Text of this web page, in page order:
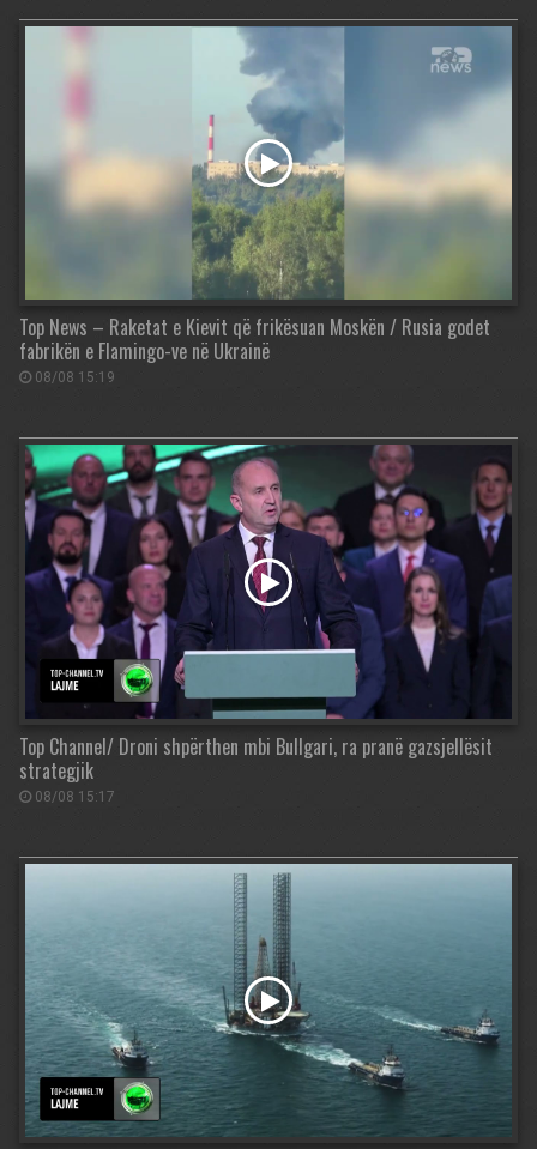
Top News – Raketat e Kievit që frikësuan Moskën / Rusia godet
fabrikën e Flamingo-ve në Ukrainë
08/08 15:19
Top Channel/ Droni shpërthen mbi Bullgari, ra pranë gazsjellësit
strategjik
08/08 15:17